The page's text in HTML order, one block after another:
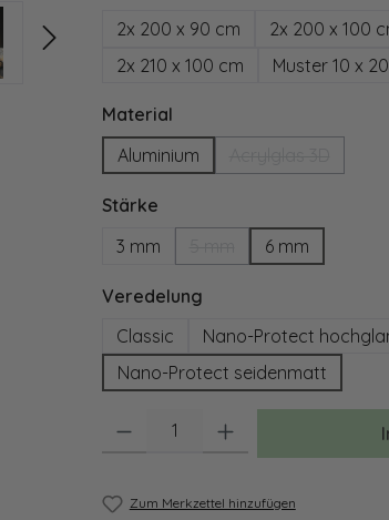
2x 200 x 90 cm
2x 200 x 100
2x 210 x 100 cm
Muster 10 x
Materialauswählen
Aluminium
Stärkeauswählen
3 mm
(Diese Option ist
6 mm
Veredelungauswählen
Classic
Nano-Protect
Nano-Protect seidenmatt
Produkt Anzahl: Gib den
Zum Merkzettel hinzufügen